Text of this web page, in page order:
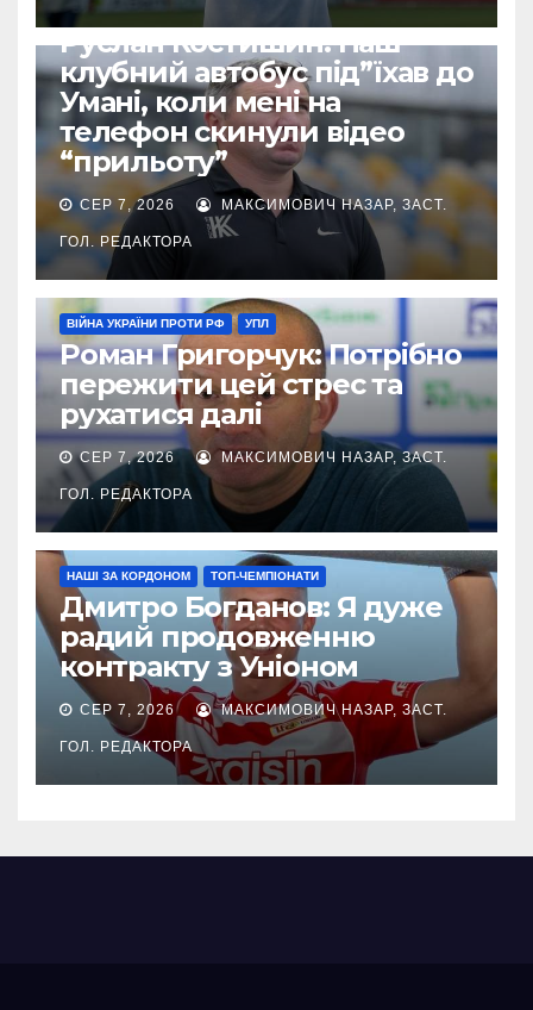
ВІЙНА УКРАЇНИ ПРОТИ РФ
Руслан Костишин: Наш
клубний автобус під”їхав до
Умані, коли мені на
телефон скинули відео
“прильоту”
СЕР 7, 2026 МАКСИМОВИЧ НАЗАР, ЗАСТ.
ГОЛ. РЕДАКТОРА
ВІЙНА УКРАЇНИ ПРОТИ РФ УПЛ
Роман Григорчук: Потрібно
пережити цей стрес та
рухатися далі
СЕР 7, 2026 МАКСИМОВИЧ НАЗАР, ЗАСТ.
ГОЛ. РЕДАКТОРА
НАШІ ЗА КОРДОНОМ ТОП-ЧЕМПІОНАТИ
Дмитро Богданов: Я дуже
радий продовженню
контракту з Уніоном
СЕР 7, 2026 МАКСИМОВИЧ НАЗАР, ЗАСТ.
ГОЛ. РЕДАКТОРА